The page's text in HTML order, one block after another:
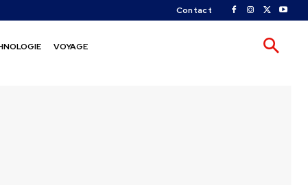
Contact
VOYAGE